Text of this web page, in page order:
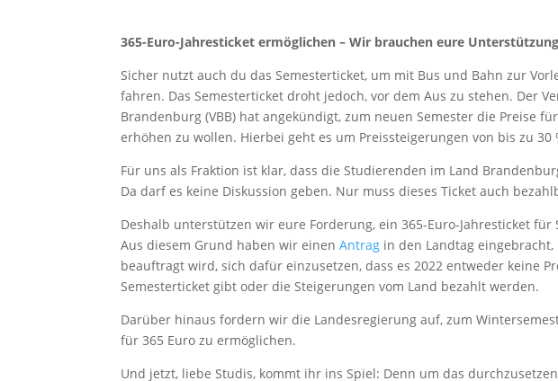
365-Euro-Jahresticket ermöglichen – Wir brauchen eure
Sicher nutzt auch du das Semesterticket, um mit Bus und Bahn zur
fahren. Das Semesterticket droht jedoch, vor dem Aus zu stehen. Der
Brandenburg (VBB) hat angekündigt, zum neuen Semester die Preise
erhöhen zu wollen. Hierbei geht es um Preissteigerungen von bis zu 30
Für uns als Fraktion ist klar, dass die Studierenden im Land
Da darf es keine Diskussion geben. Nur muss dieses Ticket auch
Deshalb unterstützen wir eure Forderung, ein 365-Euro-Jahresticket
Aus diesem Grund haben wir einenAntrag in den Landtag
beauftragt wird, sich dafür einzusetzen, dass es 2022 entweder keine
Semesterticket gibt oder die Steigerungen vom Land bezahlt werden.
Darüber hinaus fordern wir die Landesregierung auf, zum
für 365 Euro zu ermöglichen.
Und jetzt, liebe Studis, kommt ihr ins Spiel: Denn um das